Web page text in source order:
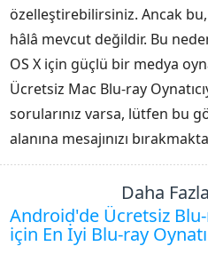
özelleştirebilirsiniz. Ancak
hâlâ mevcut değildir. Bu
OS X için güçlü bir medya
Ücretsiz Mac Blu-ray
sorularınız varsa, lütfen bu
alanına mesajınızı
Daha
Android'de Ücretsiz
için En İyi Blu-ray